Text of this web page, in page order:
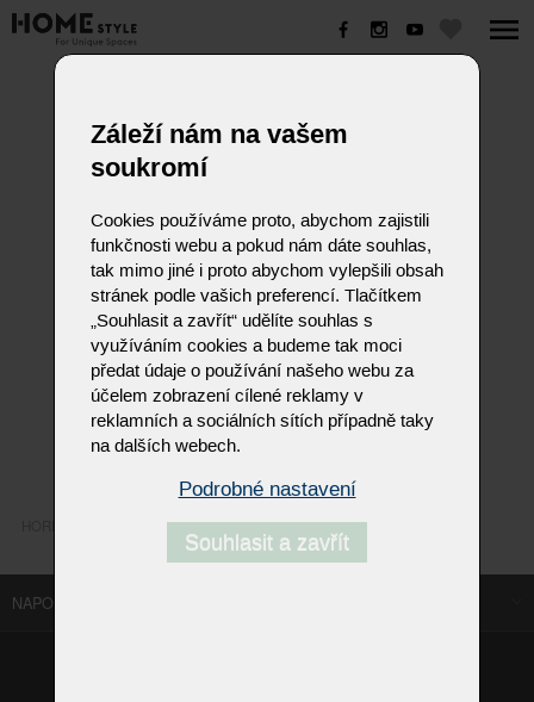
NAPOSLEDY NAVŠTÍVENÉ ODKAZY
Záleží nám na vašem
soukromí
Cookies používáme proto, abychom zajistili
funkčnosti webu a pokud nám dáte souhlas,
tak mimo jiné i proto abychom vylepšili obsah
stránek podle vašich preferencí. Tlačítkem
„Souhlasit a zavřít“ udělíte souhlas s
využíváním cookies a budeme tak moci
předat údaje o používání našeho webu za
účelem zobrazení cílené reklamy v
reklamních a sociálních sítích případně taky
na dalších webech.
Podrobné nastavení
Souhlasit a zavřít